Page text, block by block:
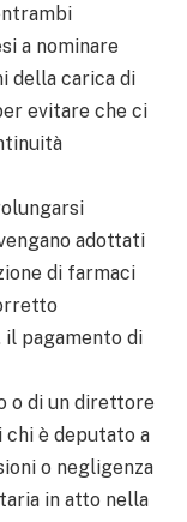
a nominare
della carica di
evitare che ci
adottati
di farmaci
il pagamento di
o di un direttore
è deputato a
o negligenza
in atto nella